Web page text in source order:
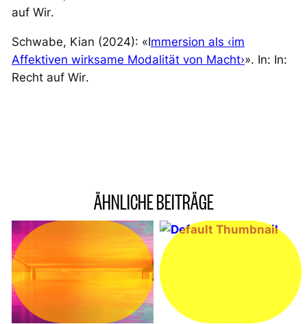
auf Wir.
Schwabe, Kian (2024): «Immersion als ‹im
Affektiven wirksame Modalität von Macht›». In: In:
Recht auf Wir.
ÄHNLICHE BEITRÄGE